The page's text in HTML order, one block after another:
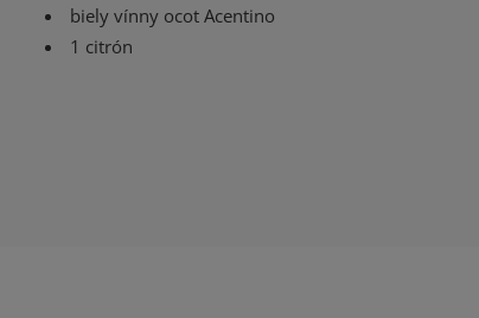
biely vínny ocot Acentino
1 citrón